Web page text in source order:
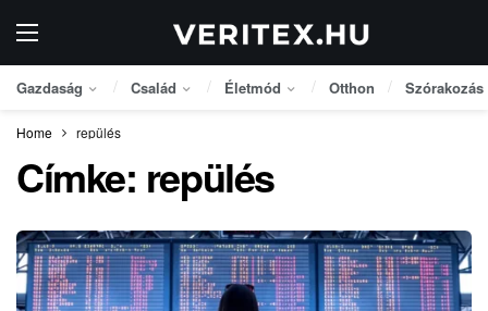
Gazdaság Család Életmód Otthon Szórakozás
Home repülés
Címke: repülés